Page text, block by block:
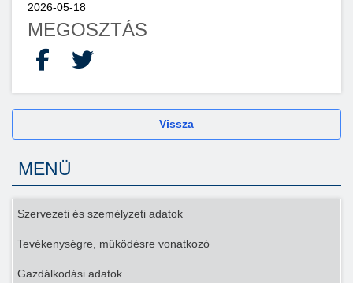
2026-05-18
MEGOSZTÁS
Facebook
X
Vissza
MENÜ
Szervezeti és személyzeti adatok
Tevékenységre, működésre vonatkozó
Gazdálkodási adatok